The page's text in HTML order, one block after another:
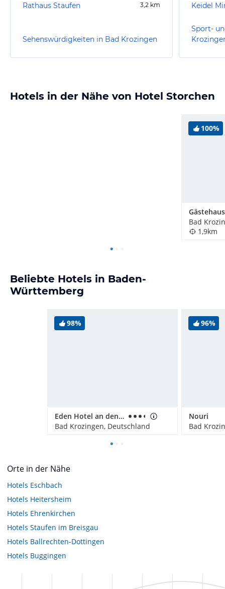
Rathaus Staufen 3,2 km
Sehenswürdigkeiten in Bad Krozingen
Sport-
Hotels in der Nähe von Hotel Storchen
100%
Bad
1,9km
Beliebte Hotels in Baden-
Württemberg
98%
Eden Hotel an den Thermen
Bad Krozingen, Deutschland
96%
Nouri
Bad
Orte in der Nähe
Hotels Eschbach
Hotels Heitersheim
Hotels Ehrenkirchen
Hotels Staufen im Breisgau
Hotels Ballrechten-Dottingen
Hotels Buggingen